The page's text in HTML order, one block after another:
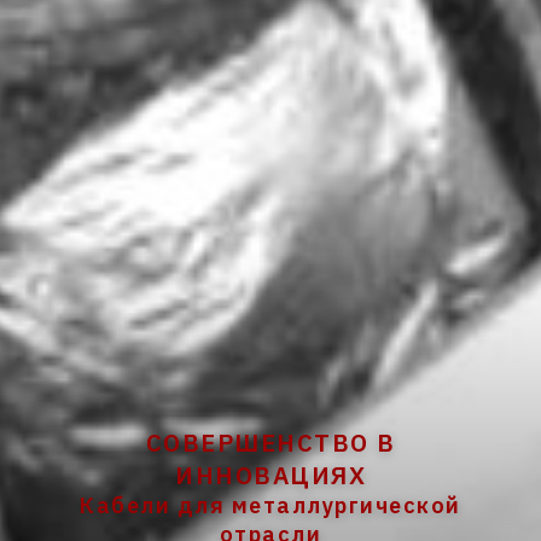
СОВЕРШЕНСТВО В
ИННОВАЦИЯХ
Кабели для металлургической
отрасли